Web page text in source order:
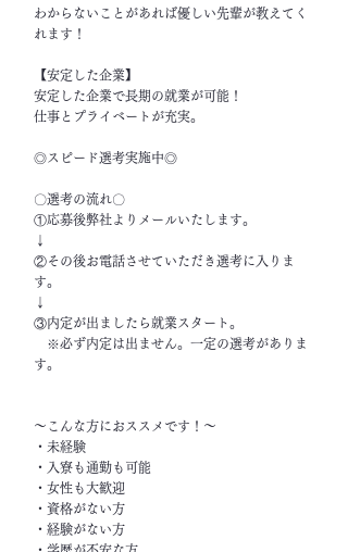
わからないことがあれば優しい先輩が教えてく
れます！
【安定した企業】
安定した企業で長期の就業が可能！
仕事とプライベートが充実。
◎スピード選考実施中◎
〇選考の流れ〇
①応募後弊社よりメールいたします。
↓
②その後お電話させていただき選考に入りま
す。
↓
③内定が出ましたら就業スタート。
※必ず内定は出ません。一定の選考がありま
す。
～こんな方におススメです！～
・未経験
・入寮も通勤も可能
・女性も大歓迎
・資格がない方
・経験がない方